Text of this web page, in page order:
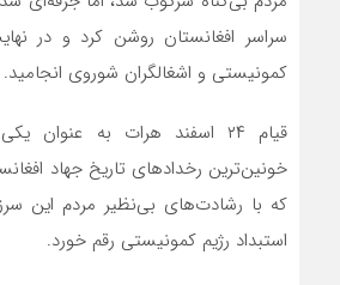
سراسر افغانستان روشن کرد و در
کمونیستی و اشغالگران شوروی انجامید.
قیام ۲۴ اسفند هرات به
خونین‌ترین رخدادهای تاریخ جهاد
که با رشادت‌های بی‌نظیر مردم این
استبداد رژیم کمونیستی رقم خورد.